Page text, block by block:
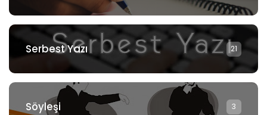
Serbest Yazı 21
Söyleşi 3